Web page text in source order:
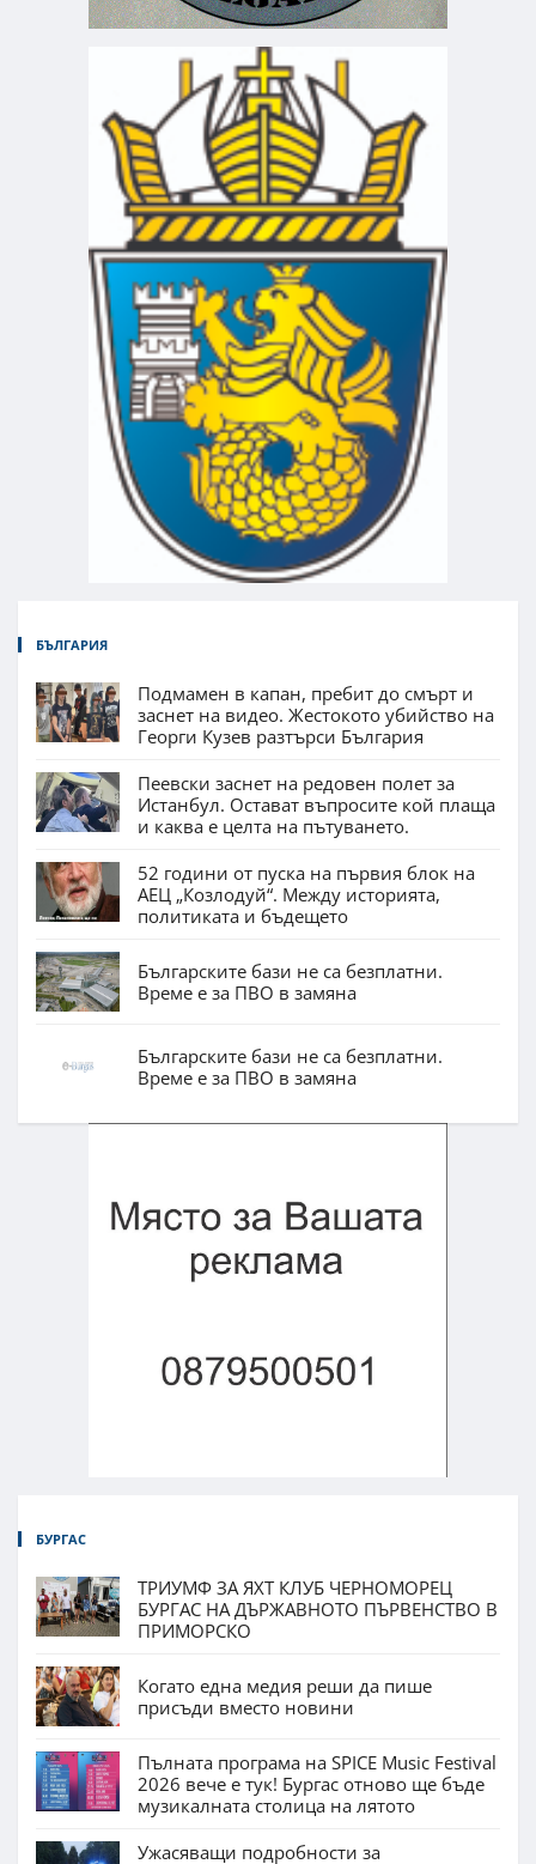
БЪЛГАРИЯ
Подмамен в капан, пребит до смърт и
заснет на видео. Жестокото убийство на
Георги Кузев разтърси България
Пеевски заснет на редовен полет за
Истанбул. Остават въпросите кой плаща
и каква е целта на пътуването.
52 години от пуска на първия блок на
АЕЦ „Козлодуй“. Между историята,
политиката и бъдещето
Българските бази не са безплатни.
Време е за ПВО в замяна
Българските бази не са безплатни.
Време е за ПВО в замяна
БУРГАС
ТРИУМФ ЗА ЯХТ КЛУБ ЧЕРНОМОРЕЦ
БУРГАС НА ДЪРЖАВНОТО ПЪРВЕНСТВО В
ПРИМОРСКО
Когато една медия реши да пише
присъди вместо новини
Пълната програма на SPICE Music Festival
2026 вече е тук! Бургас отново ще бъде
музикалната столица на лятото
Ужасяващи подробности за